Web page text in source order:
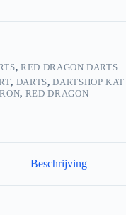
,RED DRAGON DARTS
, DARTS,DARTSHOP
, RED DRAGON
Beschrijving